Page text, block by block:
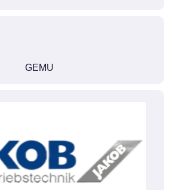
GEMU